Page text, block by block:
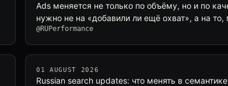
Ads меняется не только по объёму, но и по
нужно не на «добавили ли ещё охват», а на то,
@RUPerformance
01 AUGUST 2026
Russian search updates: что менять в